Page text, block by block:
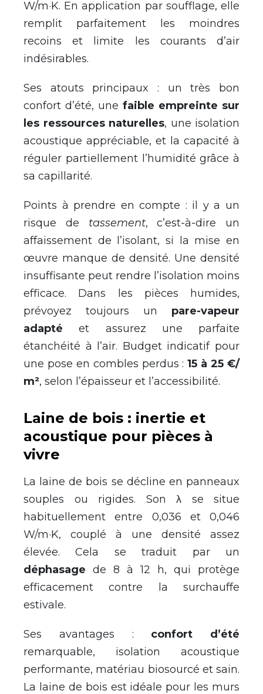
W/m·K. En application par soufflage, elle
remplit parfaitement les moindres
recoins et limite les courants d’air
indésirables.
Ses atouts principaux : un très bon
confort d’été, une faible empreinte sur
les ressources naturelles, une isolation
acoustique appréciable, et la capacité à
réguler partiellement l’humidité grâce à
sa capillarité.
Points à prendre en compte : il y a un
risque de tassement, c’est-à-dire un
affaissement de l’isolant, si la mise en
œuvre manque de densité. Une densité
insuffisante peut rendre l’isolation moins
efficace. Dans les pièces humides,
prévoyez toujours un pare-vapeur
adapté et assurez une parfaite
étanchéité à l’air. Budget indicatif pour
une pose en combles perdus :15 à 25 €/
m², selon l’épaisseur et l’accessibilité.
Laine de bois : inertie et
acoustique pour pièces à
vivre
La laine de bois se décline en panneaux
souples ou rigides. Son λ se situe
habituellement entre 0,036 et 0,046
W/m·K, couplé à une densité assez
élevée. Cela se traduit par un
déphasage de 8 à 12 h, qui protège
efficacement contre la surchauffe
estivale.
Ses avantages : confort d’été
remarquable, isolation acoustique
performante, matériau biosourcé et sain.
La laine de bois est idéale pour les murs